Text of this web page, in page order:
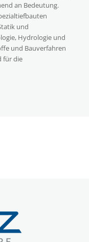
an Bedeutung.
und
Hydrologie und
und Bauverfahren
für die